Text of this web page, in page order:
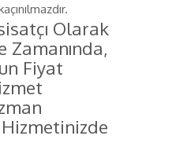
Olarak
Zamanında,
Fiyat